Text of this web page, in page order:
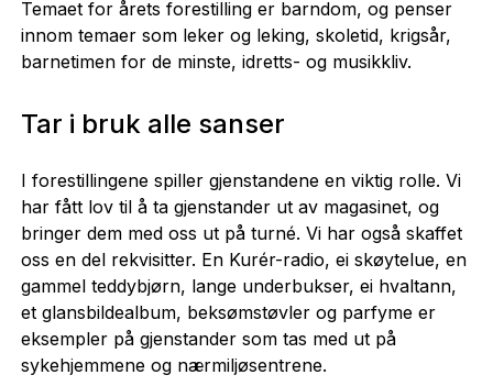
Temaet for årets forestilling er barndom, og penser
innom temaer som leker og leking, skoletid, krigsår,
barnetimen for de minste, idretts- og musikkliv.
Tar i bruk alle sanser
I forestillingene spiller gjenstandene en viktig rolle. Vi
har fått lov til å ta gjenstander ut av magasinet, og
bringer dem med oss ut på turné. Vi har også skaffet
oss en del rekvisitter. En Kurér-radio, ei skøytelue, en
gammel teddybjørn, lange underbukser, ei hvaltann,
et glansbildealbum, beksømstøvler og parfyme er
eksempler på gjenstander som tas med ut på
sykehjemmene og nærmiljøsentrene.